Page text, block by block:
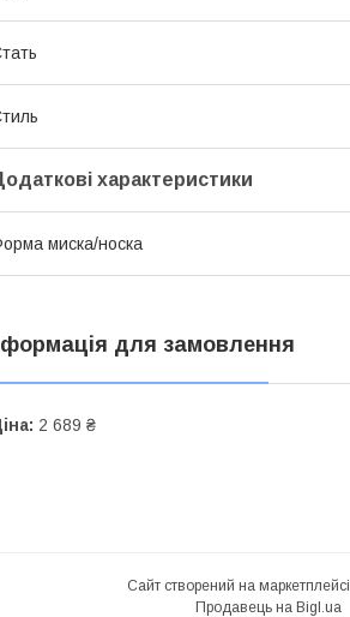
характеристики
миска/носка
для замовлення
2 689 ₴
Сайт створений на маркетплейсі
Продавець на Bigl.ua